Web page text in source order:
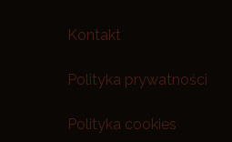
Kontakt
Polityka prywatności
Polityka cookies